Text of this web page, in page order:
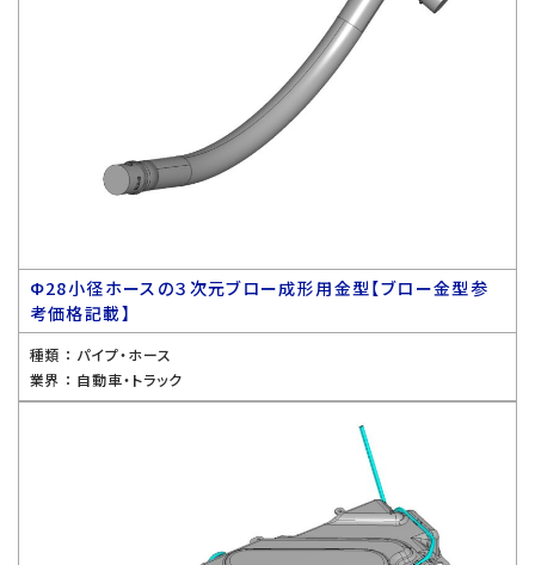
Ф28小径ホースの３次元ブロー成形用金型【ブロー金型参
考価格記載】
種類 ： パイプ・ホース
業界 ： 自動車・トラック